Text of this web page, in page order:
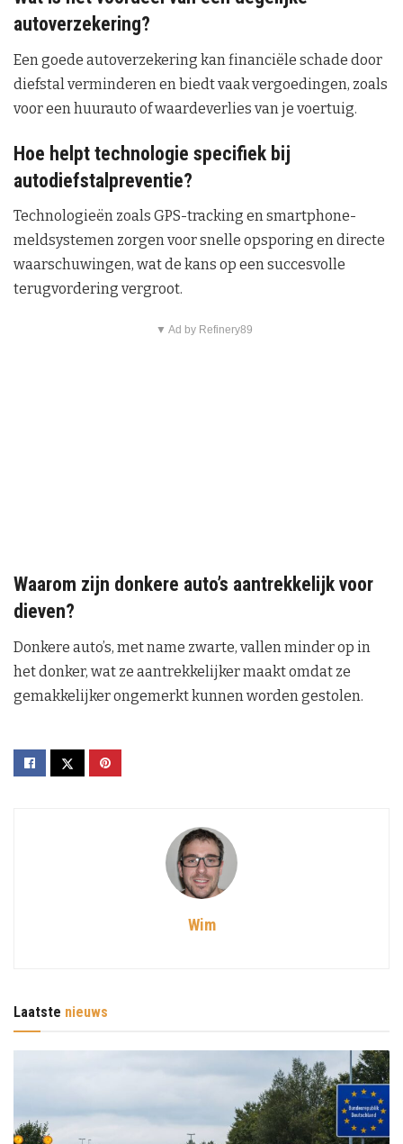
autoverzekering?
Een goede autoverzekering kan financiële schade door
diefstal verminderen en biedt vaak vergoedingen, zoals
voor een huurauto of waardeverlies van je voertuig.
Hoe helpt technologie specifiek bij
autodiefstalpreventie?
Technologieën zoals GPS-tracking en smartphone-
meldsystemen zorgen voor snelle opsporing en directe
waarschuwingen, wat de kans op een succesvolle
terugvordering vergroot.
▼ Ad by Refinery89
Waarom zijn donkere auto’s aantrekkelijk voor
dieven?
Donkere auto’s, met name zwarte, vallen minder op in
het donker, wat ze aantrekkelijker maakt omdat ze
gemakkelijker ongemerkt kunnen worden gestolen.
Wim
Laatste nieuws